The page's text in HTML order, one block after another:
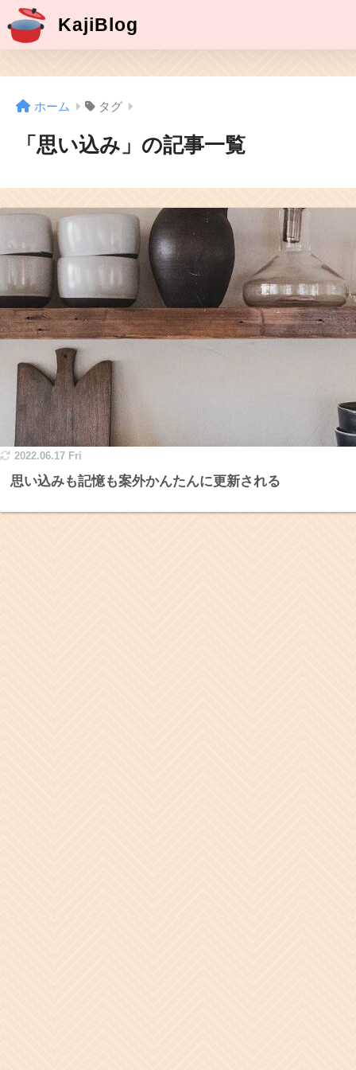
KajiBlog
ホーム タグ
「思い込み」の記事一覧
2022.06.17 Fri
思い込みも記憶も案外かんたんに更新される